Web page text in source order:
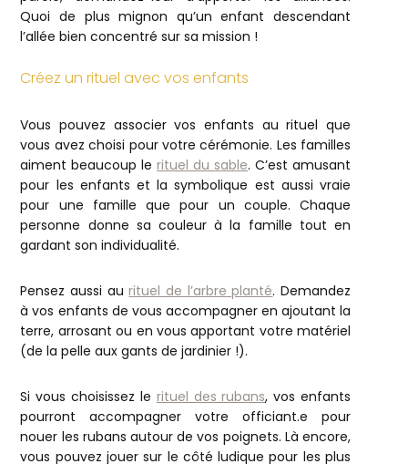
Quoi de plus mignon qu’un enfant descendant
l’allée bien concentré sur sa mission !
Créez un rituel avec vos enfants
Vous pouvez associer vos enfants au rituel que
vous avez choisi pour votre cérémonie. Les familles
aiment beaucoup lerituel du sable. C’est amusant
pour les enfants et la symbolique est aussi vraie
pour une famille que pour un couple. Chaque
personne donne sa couleur à la famille tout en
gardant son individualité.
Pensez aussi aurituel de l’arbre planté. Demandez
à vos enfants de vous accompagner en ajoutant la
terre, arrosant ou en vous apportant votre matériel
(de la pelle aux gants de jardinier !).
Si vous choisissez le rituel des rubans, vos enfants
pourront accompagner votre officiant.e pour
nouer les rubans autour de vos poignets. Là encore,
vous pouvez jouer sur le côté ludique pour les plus